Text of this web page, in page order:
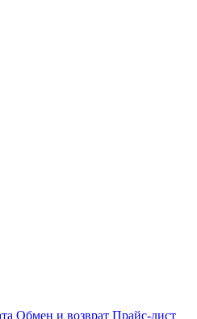
Обмен и возврат Прайс-лист